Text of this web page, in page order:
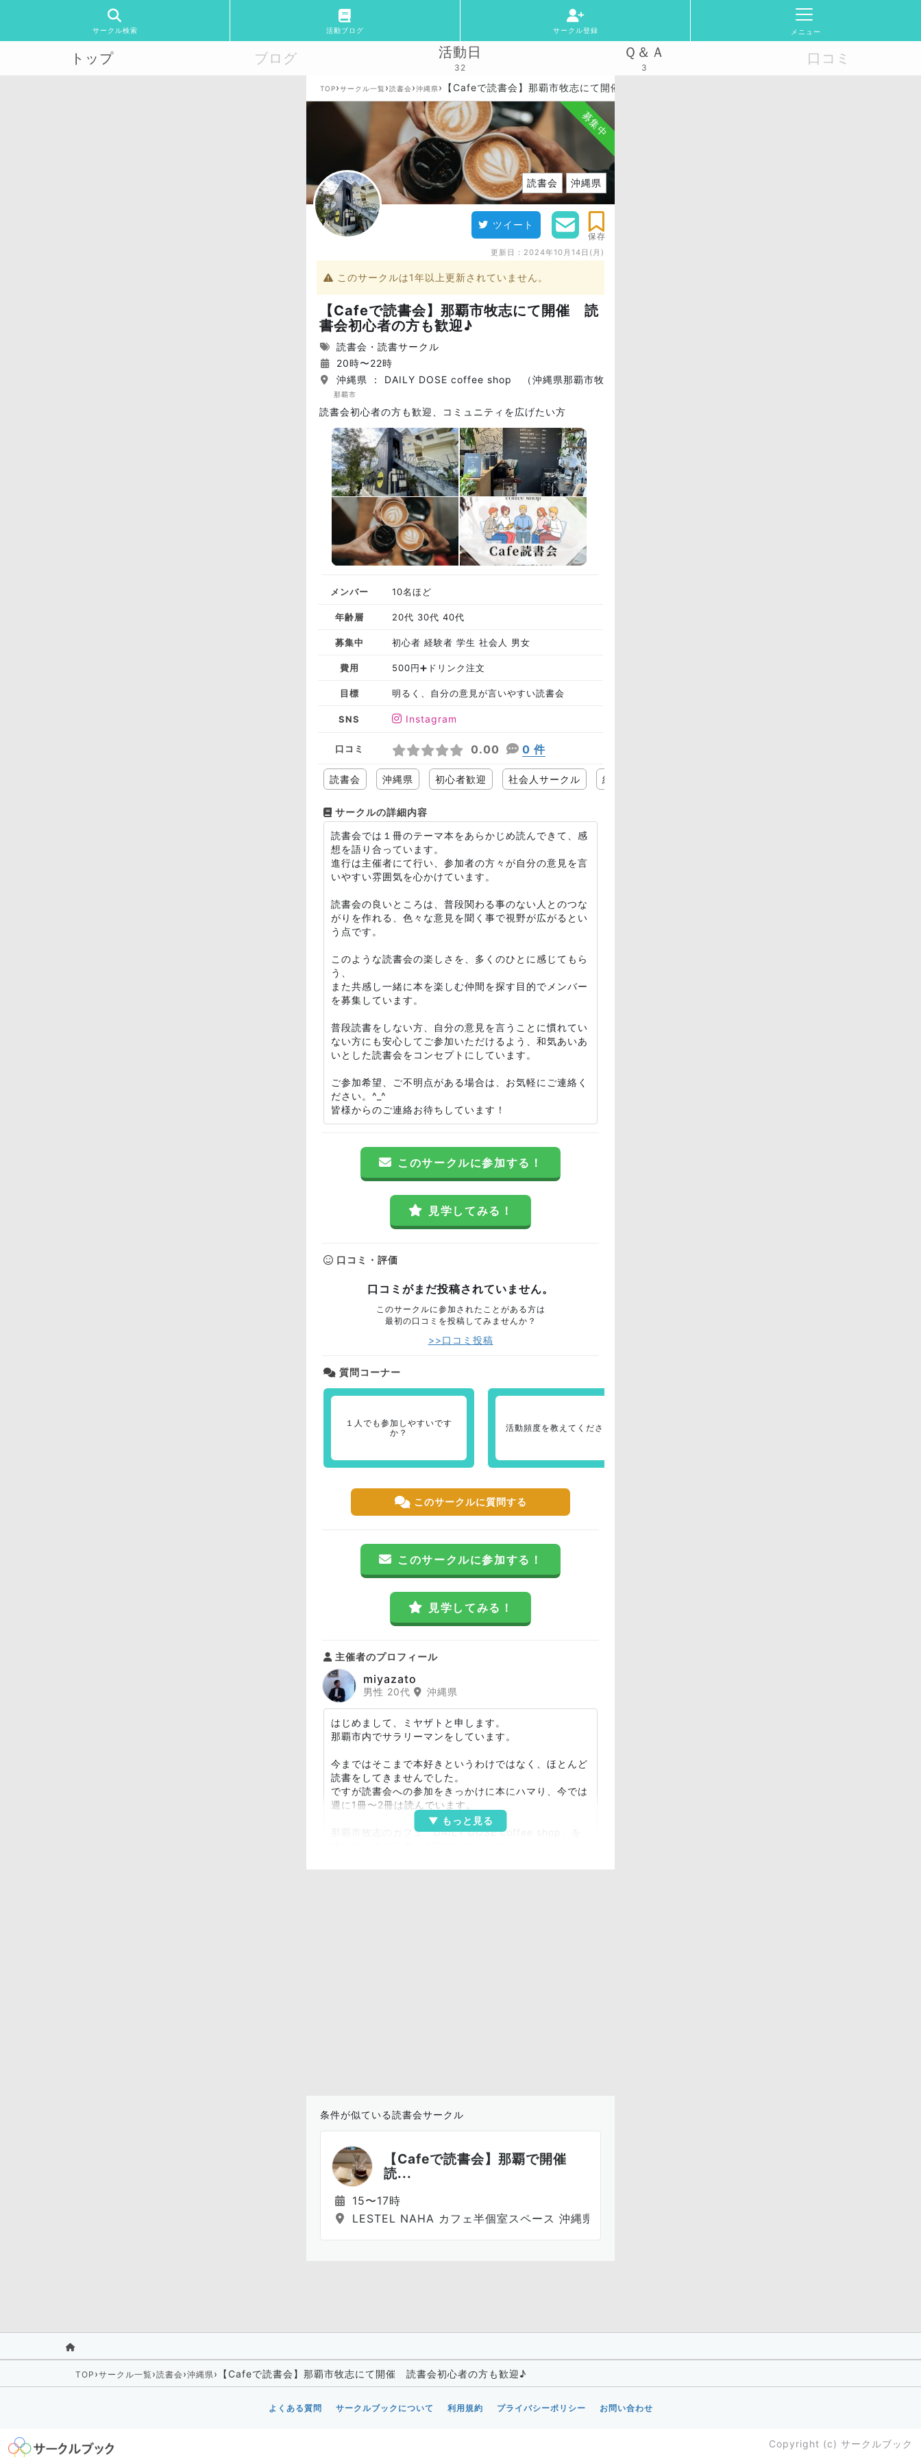
サークル検索 活動ブログ サークル登録 メニュー
トップ ブログ 活動日
32
Ｑ＆Ａ
3
口コミ
TOP›サークル一覧 ›読書会›沖縄県› 【Cafeで読書会】那覇市牧志にて開催 読書会初心者の方も歓迎♪
募集中
読書会 沖縄県
ツイート
保存
更新日： 2024年10月14日(月)
このサークルは1年以上更新されていません。
【Cafeで読書会】那覇市牧志にて開催 読
書会初心者の方も歓迎♪
読書会・読書サークル
20時〜22時
沖縄県 ： DAILY DOSE coffee shop （沖縄県那覇市牧志3-6-15）
那覇市
読書会初心者の方も歓迎、コミュニティを広げたい方
メンバー 10名ほど
年齢層 20代 30代 40代
募集中 初心者 経験者 学生 社会人 男女
費用 500円➕ドリンク注文
目標 明るく、自分の意見が言いやすい読書会
SNS Instagram
口コミ 0.00 0 件
読書会 沖縄県 初心者歓迎 社会人サークル 経験者募集
サークルの詳細内容
読書会では１冊のテーマ本をあらかじめ読んできて、感
想を語り合っています。
進行は主催者にて行い、参加者の方々が自分の意見を言
いやすい雰囲気を心かけています。
読書会の良いところは、普段関わる事のない人とのつな
がりを作れる、色々な意見を聞く事で視野が広がるとい
う点です。
このような読書会の楽しさを、多くのひとに感じてもら
う、
また共感し一緒に本を楽しむ仲間を探す目的でメンバー
を募集しています。
普段読書をしない方、自分の意見を言うことに慣れてい
ない方にも安心してご参加いただけるよう、和気あいあ
いとした読書会をコンセプトにしています。
ご参加希望、ご不明点がある場合は、お気軽にご連絡く
ださい。^_^
皆様からのご連絡お待ちしています！
このサークルに参加する！
見学してみる！
口コミ・評価
口コミがまだ投稿されていません。
このサークルに参加されたことがある方は
最初の口コミを投稿してみませんか？
>>口コミ投稿
質問コーナー
１人でも参加しやすいです
か？
活動頻度を教えてください！
このサークルに質問する
このサークルに参加する！
見学してみる！
主催者のプロフィール
miyazato
男性 20代 沖縄県
はじめまして、ミヤザトと申します。
那覇市内でサラリーマンをしています。
今まではそこまで本好きというわけではなく、ほとんど
読書をしてきませんでした。
ですが読書会への参加をきっかけに本にハマり、今では
週に1冊〜2冊は読んでいます。
那覇市牧志のカフェ「DAILY DOSE coffee shop」を
条件が似ている読書会サークル
【Cafeで読書会】那覇で開催
読...
15〜17時
LESTEL NAHA カフェ半個室スペース 沖縄県那覇市松尾2丁目24-10
TOP ›サークル一覧›読書会›沖縄県› 【Cafeで読書会】那覇市牧志にて開催 読書会初心者の方も歓迎♪
よくある質問 サークルブックについて 利用規約 プライバシーポリシー お問い合わせ
Copyright (c) サークルブック